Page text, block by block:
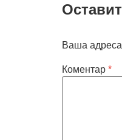
Ваша
Коментар *